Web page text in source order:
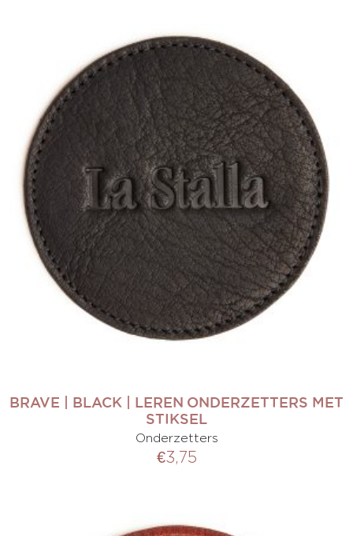
BRAVE | BLACK | LEREN ONDERZETTERS MET
STIKSEL
Onderzetters
€3,75